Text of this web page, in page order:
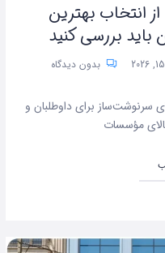
از انتخاب بهترین
باید بررسی کنید
بدون دیدگاه
سرنوشت‌ساز برای داوطلبان و
مؤسسات